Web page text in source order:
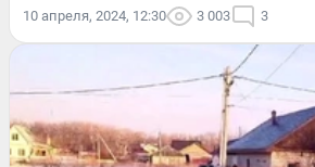
10 апреля, 2024, 12:30 3 003 3